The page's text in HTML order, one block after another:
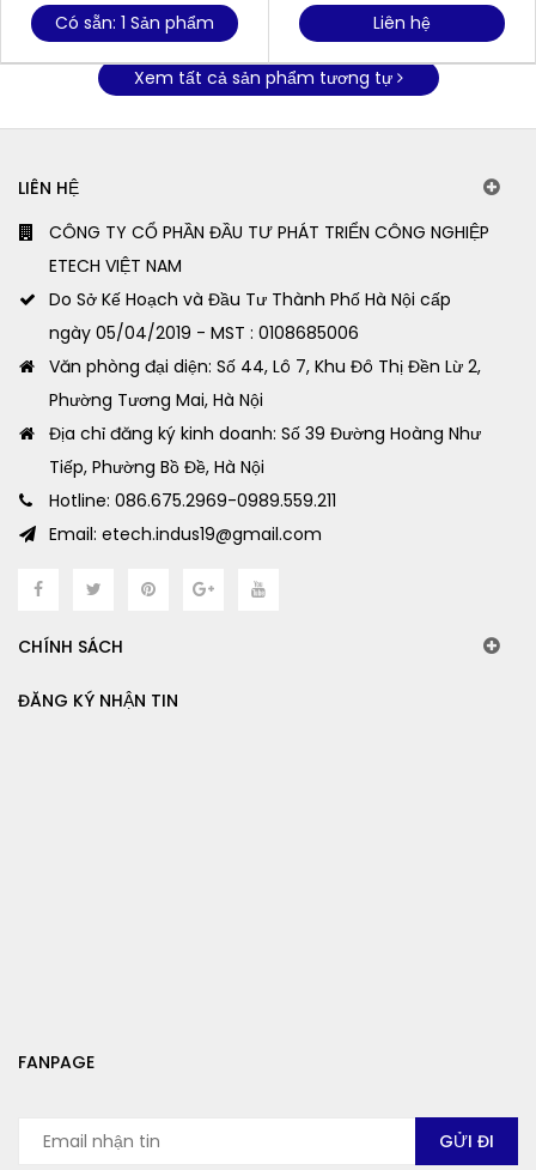
Có sẵn: 1 Sản phẩm Liên hệ
Xem tất cả sản phẩm tương tự
LIÊN HỆ
CÔNG TY CỔ PHẦN ĐẦU TƯ PHÁT TRIỂN CÔNG NGHIỆP
ETECH VIỆT NAM
Do Sở Kế Hoạch và Đầu Tư Thành Phố Hà Nội cấp
ngày 05/04/2019 - MST : 0108685006
Văn phòng đại diện: Số 44, Lô 7, Khu Đô Thị Đền Lừ 2,
Phường Tương Mai, Hà Nội
Địa chỉ đăng ký kinh doanh: Số 39 Đường Hoàng Như
Tiếp, Phường Bồ Đề, Hà Nội
Hotline: 086.675.2969-0989.559.211
Email: etech.indus19@gmail.com
CHÍNH SÁCH
ĐĂNG KÝ NHẬN TIN
FANPAGE